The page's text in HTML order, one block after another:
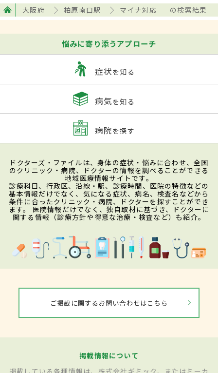
大阪府 柏原南口駅 マイナ対応 の検索結果
悩みに寄り添うアプローチ
症状を知る
病気を知る
病院を探す
ドクターズ・ファイルは、身体の症状・悩みに合わせ、全国
のクリニック・病院、ドクターの情報を調べることができる
地域医療情報サイトです。
診療科目、行政区、沿線・駅、診療時間、医院の特徴などの
基本情報だけでなく、気になる症状、病名、検査名などから
条件に合ったクリニック・病院、ドクターを探すことができ
ます。 医院情報だけでなく、独自取材に基づき、ドクターに
関する情報（診療方針や得意な治療・検査など）も紹介。
ご掲載に関するお問い合わせはこちら
掲載情報について
掲載している各種情報は、株式会社ギミック、またはミーカ